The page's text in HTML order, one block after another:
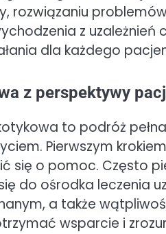
rozwiązaniu
z
dla każdego
z perspektywy
to podróż
Pierwszym
się o pomoc. Często
do ośrodka leczenia
a także
wsparcie i